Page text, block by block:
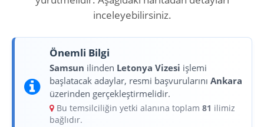
inceleyebilirsiniz.
Önemli Bilgi
Samsun ilinden Letonya Vizesi işlemi
başlatacak adaylar, resmi başvurularını Ankara
üzerinden gerçekleştirmelidir.
Bu temsilciliğin yetki alanına toplam 81 ilimiz
bağlıdır.